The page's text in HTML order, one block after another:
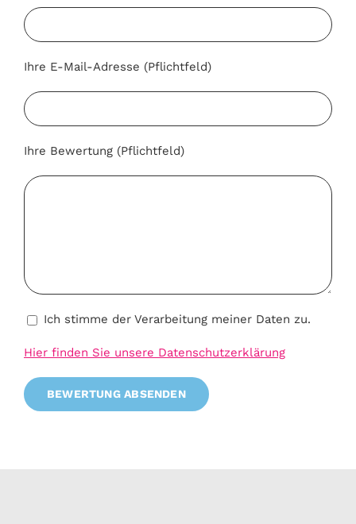
Ihre E-Mail-Adresse (Pflichtfeld)
Ihre Bewertung (Pflichtfeld)
Ich stimme der Verarbeitung meiner Daten zu.
Hier finden Sie unsere Datenschutzerklärung